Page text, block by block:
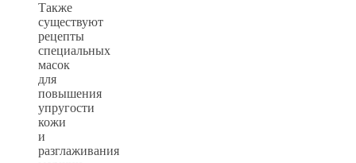
Также
существуют
рецепты
специальных
масок
для
повышения
упругости
кожи
и
разглаживания